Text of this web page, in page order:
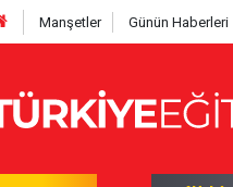
Manşetler Günün Haberleri